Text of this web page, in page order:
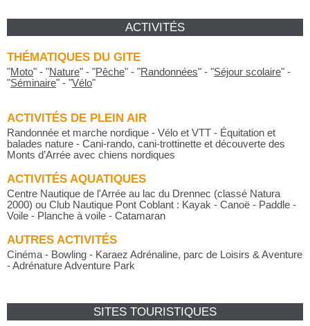
ACTIVITÉS
THÉMATIQUES DU GITE
"Moto" - "Nature" - "Pêche" - "Randonnées" - "Séjour scolaire" -
"Séminaire" - "Vélo"
ACTIVITÉS DE PLEIN AIR
Randonnée et marche nordique - Vélo et VTT - Équitation et
balades nature - Cani-rando, cani-trottinette et découverte des
Monts d’Arrée avec chiens nordiques
ACTIVITÉS AQUATIQUES
Centre Nautique de l'Arrée au lac du Drennec (classé Natura
2000) ou Club Nautique Pont Coblant : Kayak - Canoë - Paddle -
Voile - Planche à voile - Catamaran
AUTRES ACTIVITÉS
Cinéma - Bowling - Karaez Adrénaline, parc de Loisirs & Aventure
- Adrénature Adventure Park
SITES TOURISTIQUES